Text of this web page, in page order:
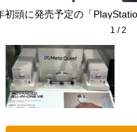
初頭に発売予定の「
1 /2